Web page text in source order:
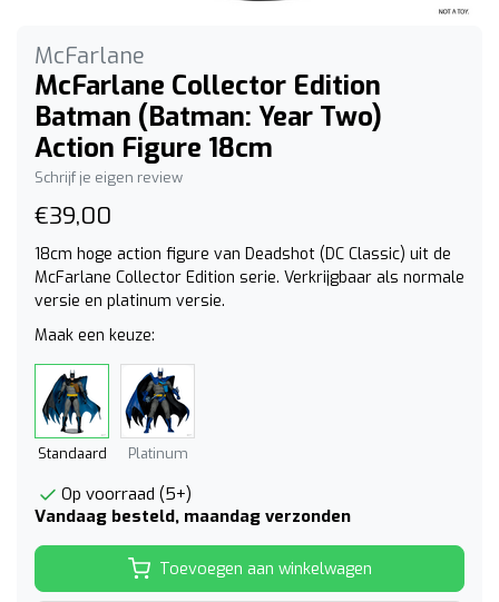
McFarlane
McFarlane Collector Edition
Batman (Batman: Year Two)
Action Figure 18cm
Schrijf je eigen review
€39,00
18cm hoge action figure van Deadshot (DC Classic) uit de
McFarlane Collector Edition serie. Verkrijgbaar als normale
versie en platinum versie.
Maak een keuze:
Standaard Platinum
Op voorraad (5+)
Vandaag besteld, maandag verzonden
Toevoegen aan winkelwagen